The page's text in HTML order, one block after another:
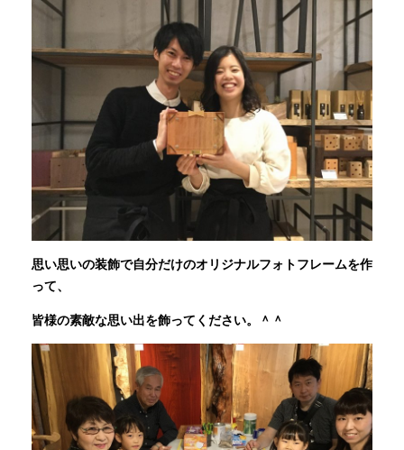
思い思いの装飾で自分だけのオリジナルフォトフレームを作
って、
皆様の素敵な思い出を飾ってください。＾＾